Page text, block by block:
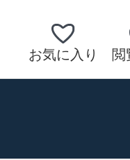
お気に入り 閲